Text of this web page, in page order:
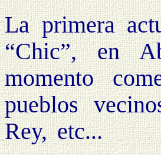
La primera
“Chic”, en
momento
pueblos
Rey, etc...